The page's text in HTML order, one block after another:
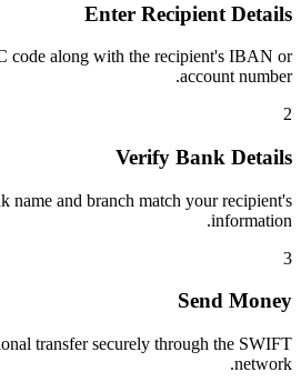
Enter Recipient Details
code along with the recipient's IBAN or
account number.
2
Verify Bank Details
name and branch match your recipient's
information.
3
Send Money
transfer securely through the SWIFT
network.